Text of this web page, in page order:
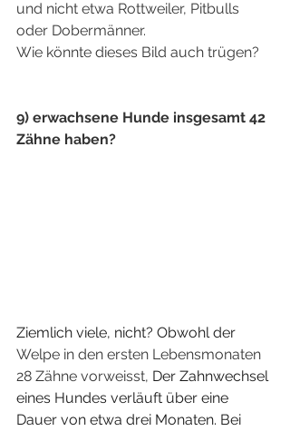
und nicht etwa Rottweiler, Pitbulls
oder Dobermänner.
Wie könnte dieses Bild auch trügen?
9) erwachsene Hunde insgesamt 42
Zähne haben?
Ziemlich viele, nicht? Obwohl der
Welpe in den ersten Lebensmonaten
28 Zähne vorweisst, Der Zahnwechsel
eines Hundes verläuft über eine
Dauer von etwa drei Monaten. Bei